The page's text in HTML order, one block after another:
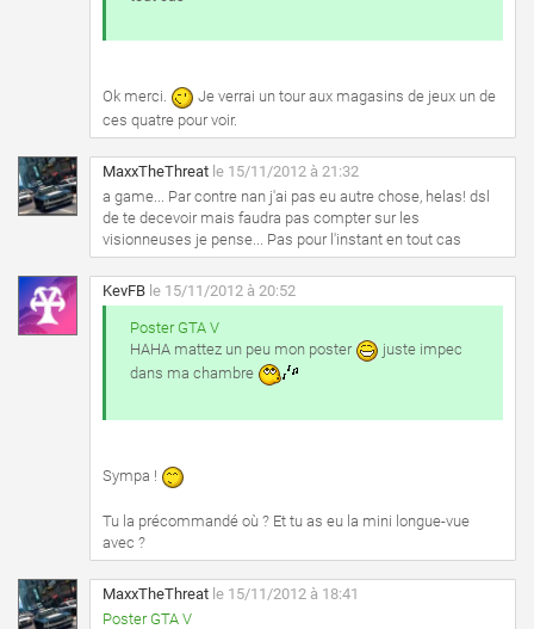
Ok merci.
Je verrai un tour aux magasins de jeux un de
ces quatre pour voir.
MaxxTheThreat le 15/11/2012 à 21:32
a game... Par contre nan j'ai pas eu autre chose, helas! dsl
de te decevoir mais faudra pas compter sur les
visionneuses je pense... Pas pour l'instant en tout cas
KevFB le 15/11/2012 à 20:52
Poster GTA V
HAHA mattez un peu mon poster
juste impec
dans ma chambre
Sympa !
Tu la précommandé où ? Et tu as eu la mini longue-vue
avec ?
MaxxTheThreat le 15/11/2012 à 18:41
Poster GTA V